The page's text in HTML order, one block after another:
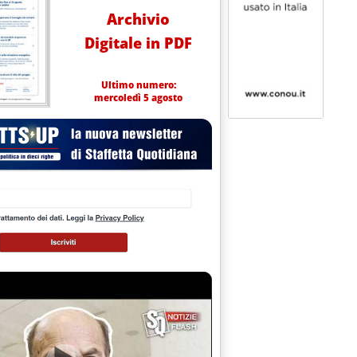
Archivio
Digitale in PDF
Ultimo numero:
mercoledì 5 agosto